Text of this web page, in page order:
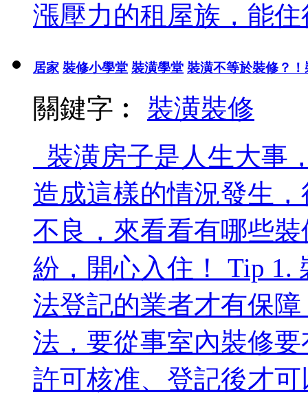
漲壓力的租屋族，能
居家 裝修小學堂 裝潢學堂 裝潢不等於裝修？
關鍵字︰ 裝潢裝修
裝潢房子是人生大事
造成這樣的情況發生
不良，來看看有哪些
紛，開心入住！ Tip 1.
法登記的業者才有保
法，要從事室內裝修
許可核准、登記後才